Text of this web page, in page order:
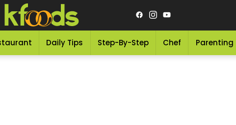
Daily Tips Step-By-Step Chef Parenting